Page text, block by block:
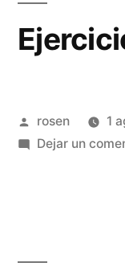
Publicado
por
rosen 1
Dejar un